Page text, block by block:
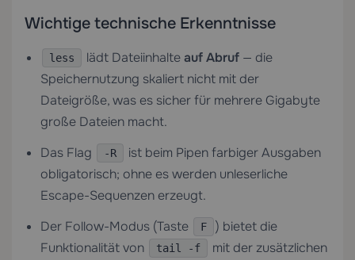
Wichtige technische Erkenntnisse
less lädt Dateiinhalteauf Abruf — die
Speichernutzung skaliert nicht mit der
Dateigröße, was es sicher für mehrere Gigabyte
große Dateien macht.
Das Flag
-R
ist beim Pipen farbiger Ausgaben
obligatorisch; ohne es werden unleserliche
Escape-Sequenzen erzeugt.
Der Follow-Modus (Taste
F
) bietet die
Funktionalität von
tail -f
mit der zusätzlichen